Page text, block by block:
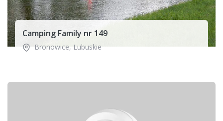
Camping Family nr 149
Bronowice, Lubuskie